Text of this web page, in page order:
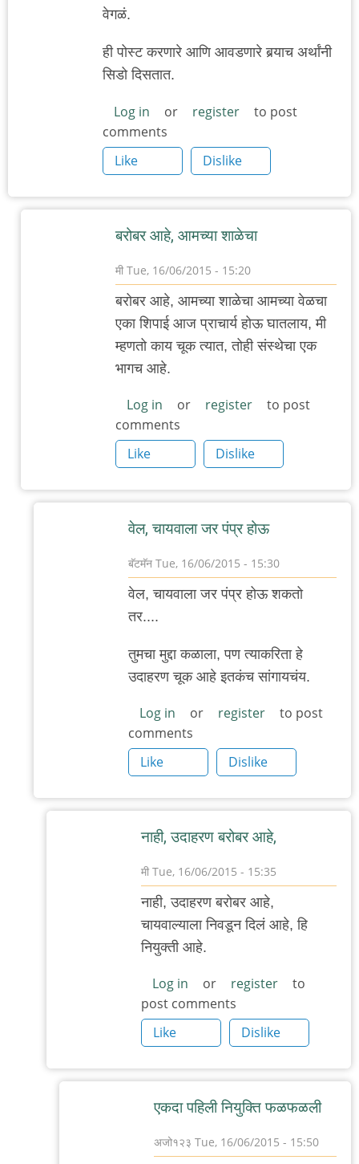
वेगळं.
ही पोस्ट करणारे आणि आवडणारे बर्‍याच अर्थांनी
सिडो दिसतात.
Log in or register
to post
comments
Like
Dislike
बरोबर आहे, आमच्या शाळेचा
मी Tue, 16/06/2015 - 15:20
In
reply
to
वासना,
लव,
खुली
खिड़की,
by
अजो१२३
बरोबर आहे, आमच्या शाळेचा आमच्या वेळचा
एका शिपाई आज प्राचार्य होऊ घातलाय, मी
म्हणतो काय चूक त्यात, तोही संस्थेचा एक
भागच आहे.
Log in or register
to post
comments
Like
Dislike
वेल, चायवाला जर पंप्र होऊ
बॅटमॅन Tue, 16/06/2015 - 15:30
In
reply
बरोबर
आहे,
शाळेचा
by
वेल, चायवाला जर पंप्र होऊ शकतो
तर....
तुमचा मुद्दा कळाला, पण त्याकरिता हे
उदाहरण चूक आहे इतकंच सांगायचंय.
Log in or register
to post
comments
Like
Dislike
नाही, उदाहरण बरोबर आहे,
मी Tue, 16/06/2015 - 15:35
to
वेल,
चायवाला
जर
पंप्र
होऊ
by
नाही, उदाहरण बरोबर आहे,
चायवाल्याला निवडून दिलं आहे, हि
नियुक्ती आहे.
Log in or register
to
post comments
Like
Dislike
एकदा पहिली नियुक्ति फळफळली
अजो१२३ Tue, 16/06/2015 - 15:50